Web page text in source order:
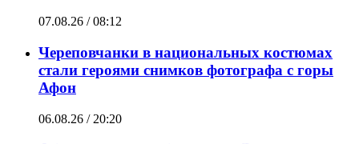
07.08.26 / 08:12
Череповчанки в национальных костюмах
стали героями снимков фотографа с горы
Афон
06.08.26 / 20:20